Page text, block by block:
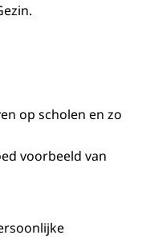
op scholen en zo
voorbeeld van